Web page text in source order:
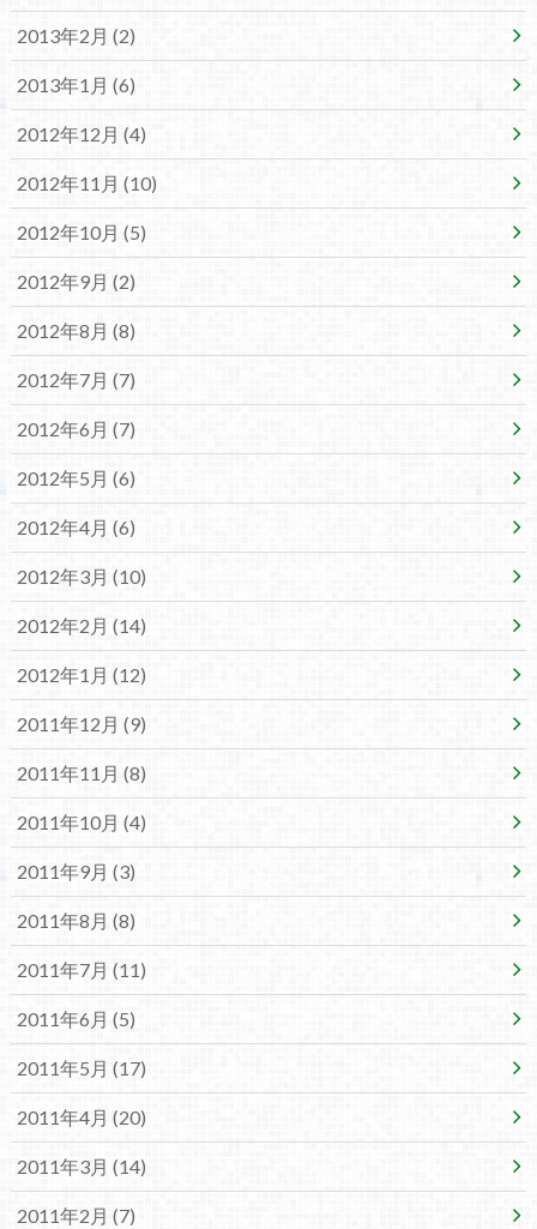
2013年2月 (2)
2013年1月 (6)
2012年12月 (4)
2012年11月 (10)
2012年10月 (5)
2012年9月 (2)
2012年8月 (8)
2012年7月 (7)
2012年6月 (7)
2012年5月 (6)
2012年4月 (6)
2012年3月 (10)
2012年2月 (14)
2012年1月 (12)
2011年12月 (9)
2011年11月 (8)
2011年10月 (4)
2011年9月 (3)
2011年8月 (8)
2011年7月 (11)
2011年6月 (5)
2011年5月 (17)
2011年4月 (20)
2011年3月 (14)
2011年2月 (7)